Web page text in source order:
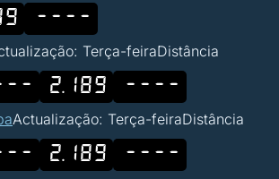
----
Terça-feiraDistância
2.189 ----
Actualização: Terça-feiraDistância
2.189 ----